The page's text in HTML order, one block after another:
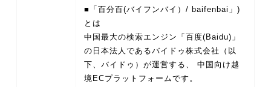
■「百分百(バイフンバイ）/ baifenbai」)
とは
中国最大の検索エンジン「百度(Baidu)」
の日本法人であるバイドゥ株式会社（以
下、バイドゥ）が運営する、 中国向け越
境ECプラットフォームです。